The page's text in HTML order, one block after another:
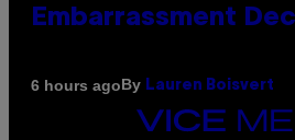
Embarrassment
6 hours agoBy Lauren Boisvert
VICE